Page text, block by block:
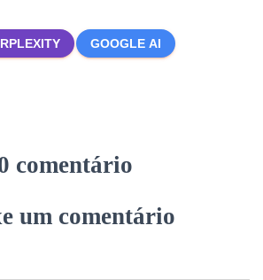
GOOGLE AI
comentário
um comentário